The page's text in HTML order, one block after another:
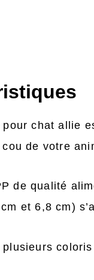
chat allie
de votre
de qualité
et 6,8 cm)